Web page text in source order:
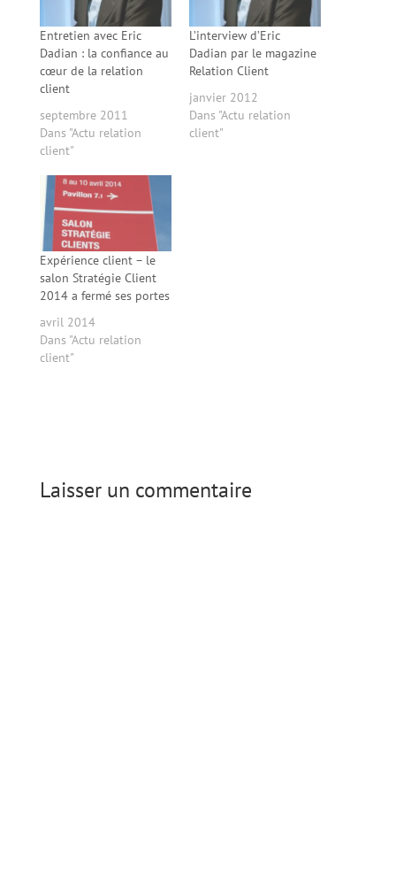
Entretien avec Eric
Dadian : la confiance au
cœur de la relation
client
septembre 2011
Dans "Actu relation
client"
L’interview d’Eric
Dadian par le magazine
Relation Client
janvier 2012
Dans "Actu relation
client"
Expérience client – le
salon Stratégie Client
2014 a fermé ses portes
avril 2014
Dans "Actu relation
client"
Laisser un commentaire